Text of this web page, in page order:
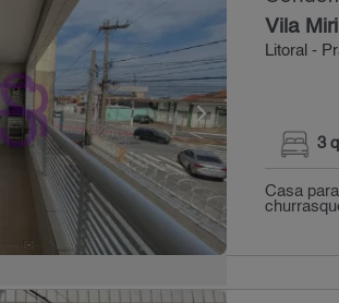
Vila
Litoral -
3
Casa